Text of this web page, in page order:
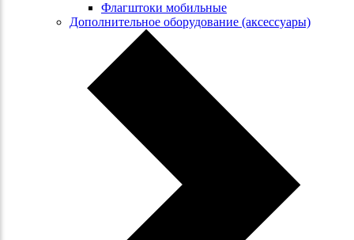
Флагштоки мобильные
Дополнительное оборудование (аксессуары)